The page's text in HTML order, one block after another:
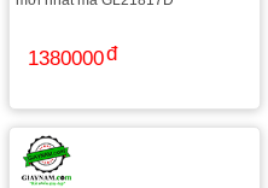
1380000